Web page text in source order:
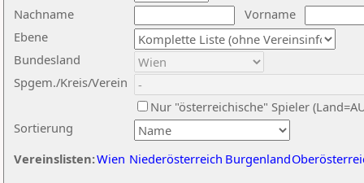
Nachname
Vorname
Ebene
Sortierung
Bundesland
Spgem./Kreis/Verein
Nur "österreichische" Spieler
Vereinslisten:Wien Niederösterreich Burgenland